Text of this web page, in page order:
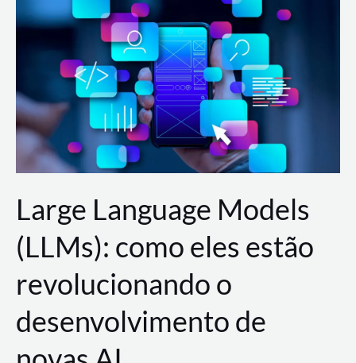
de
a
AWS?
Large Language Models
(LLMs): como eles estão
revolucionando o
desenvolvimento de